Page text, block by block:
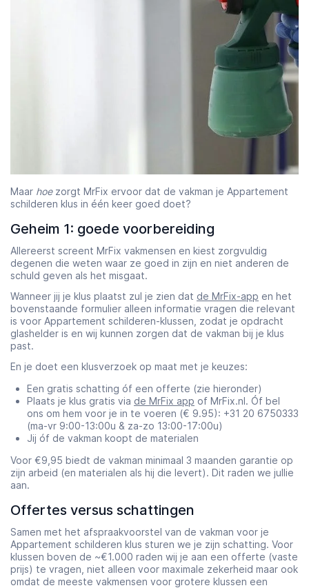
Maar hoezorgt MrFix ervoor dat de vakman je Appartement
schilderen klus in één keer goed doet?
Geheim 1: goede voorbereiding
Allereerst screent MrFix vakmensen en kiest zorgvuldig
degenen die weten waar ze goed in zijn en niet anderen de
schuld geven als het misgaat.
Wanneer jij je klus plaatst zul je zien dat de MrFix-app en het
bovenstaande formulier alleen informatie vragen die relevant
is voor Appartement schilderen-klussen, zodat je opdracht
glashelder is en wij kunnen zorgen dat de vakman bij je klus
past.
En je doet een klusverzoek op maat met je keuzes:
Een gratis schatting óf een offerte (zie hieronder)
Plaats je klus gratis via de MrFix app of MrFix.nl. Óf bel
ons om hem voor je in te voeren (€ 9.95): +31 20 6750333
(ma-vr 9:00-13:00u & za-zo 13:00-17:00u)
Jij óf de vakman koopt de materialen
Voor €9,95 biedt de vakman minimaal 3 maanden garantie op
zijn arbeid (en materialen als hij die levert). Dit raden we jullie
aan.
Offertes versus schattingen
Samen met het afspraakvoorstel van de vakman voor je
Appartement schilderen klus sturen we je zijn schatting. Voor
klussen boven de ~€1.000 raden wij je aan een offerte (vaste
prijs) te vragen, niet alleen voor maximale zekerheid maar ook
omdat de meeste vakmensen voor grotere klussen een